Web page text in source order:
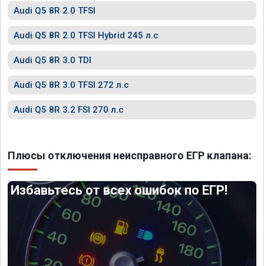
Audi Q5 8R 2.0 TFSI
Audi Q5 8R 2.0 TFSI Hybrid 245 л.с
Audi Q5 8R 3.0 TDI
Audi Q5 8R 3.0 TFSI 272 л.с
Audi Q5 8R 3.2 FSI 270 л.с
Плюсы отключения неисправного ЕГР клапана:
Избавьтесь от всех ошибок по ЕГР!